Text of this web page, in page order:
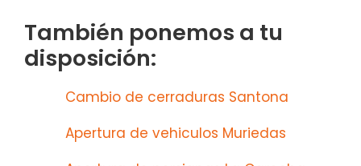
También ponemos a tu
disposición:
Cambio de cerraduras Santona
Apertura de vehiculos Muriedas